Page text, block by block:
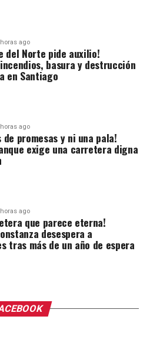
ago
del Norte pide auxilio!
basura y destrucción
en Santiago
ago
de promesas y ni una pala!
exige una carretera digna
ago
que parece eterna!
desespera a
tras más de un año de espera